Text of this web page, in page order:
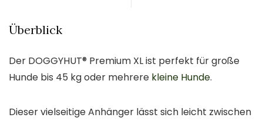
Überblick
Der DOGGYHUT® Premium XL ist perfekt für große
Hunde bis 45 kg oder mehrere kleine Hunde.
Dieser vielseitige Anhänger lässt sich leicht zwischen